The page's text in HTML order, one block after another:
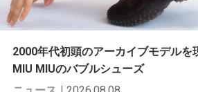
2000年代初頭のアーカイブモデルを
MIU MIUのバブルシューズ